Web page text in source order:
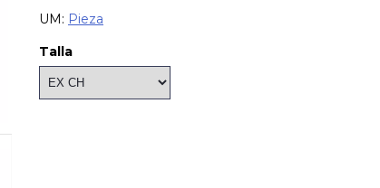
UM: Pieza
Talla